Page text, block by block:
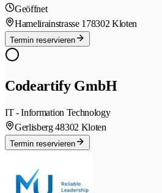
Geöffnet
Hamelirainstrasse 178302 Kloten
Termin reservieren
Codeartify GmbH
IT - Information Technology
Gerlisberg 48302 Kloten
Termin reservieren